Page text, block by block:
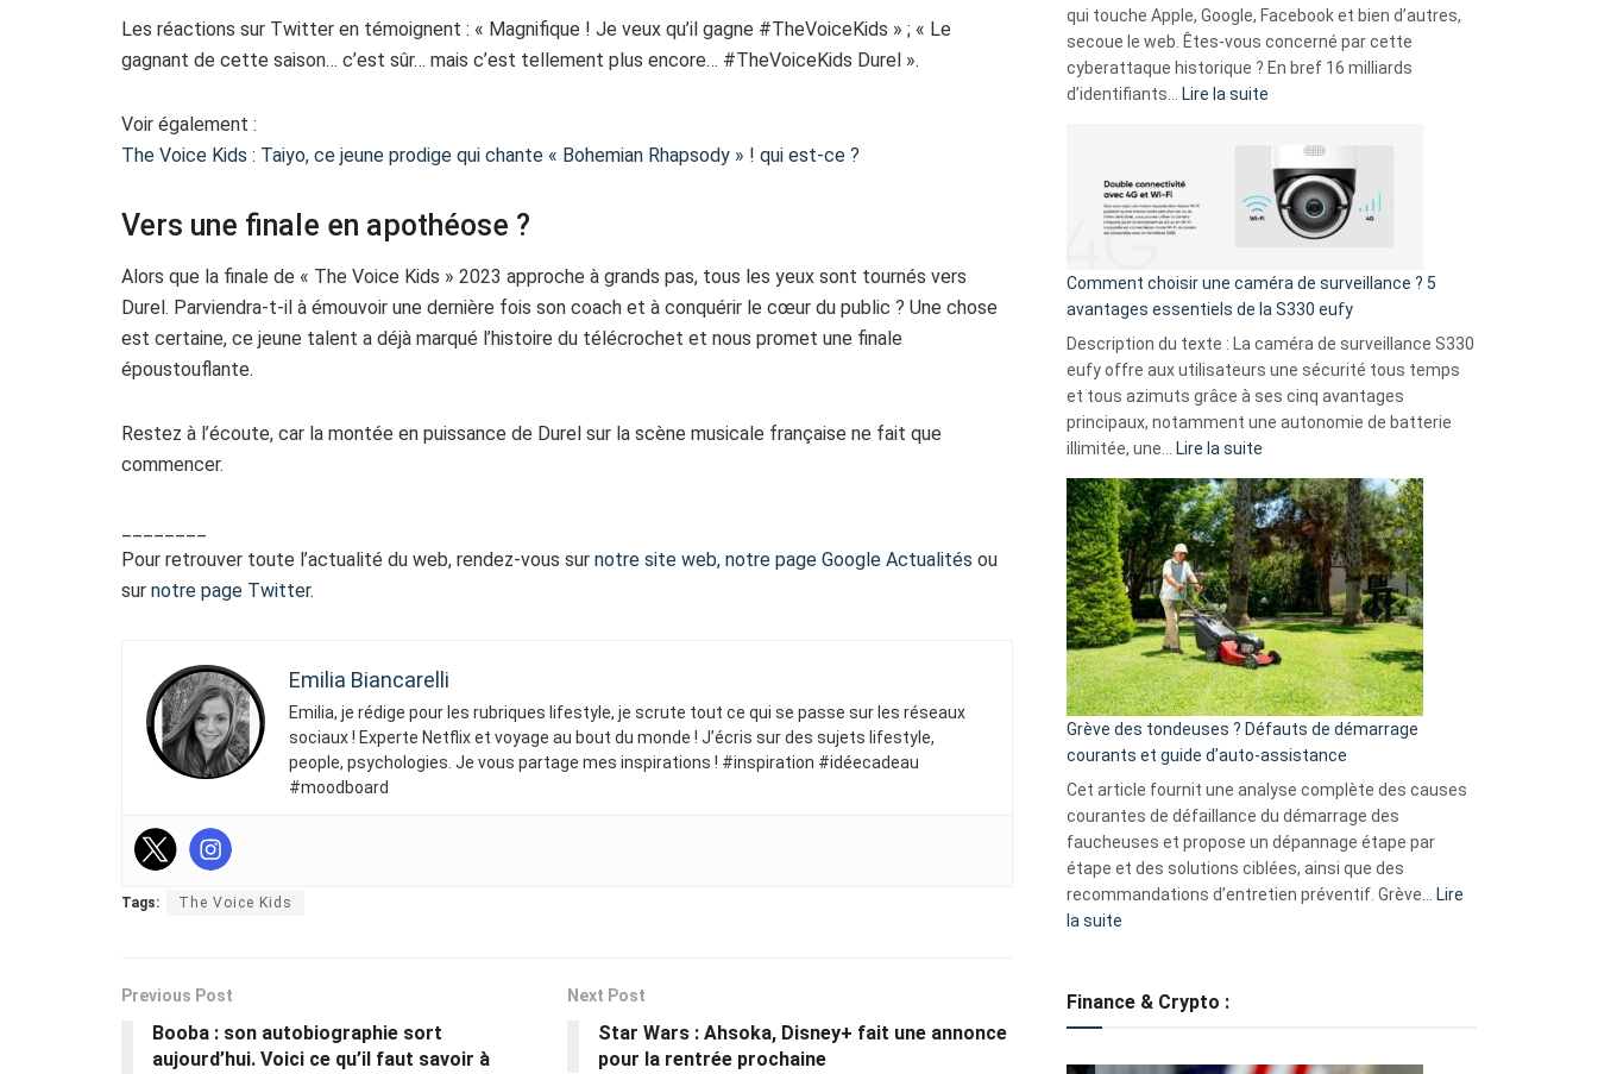
Les réactions sur Twitter en témoignent : « Magnifique ! Je veux qu’il gagne #TheVoiceKids » ; « Le
gagnant de cette saison… c’est sûr… mais c’est tellement plus encore… #TheVoiceKids Durel ».
Voir également :
The Voice Kids : Taiyo, ce jeune prodige qui chante « Bohemian Rhapsody » ! qui est-ce ?
Vers une finale en apothéose ?
Alors que la finale de « The Voice Kids » 2023 approche à grands pas, tous les yeux sont tournés vers
Durel. Parviendra-t-il à émouvoir une dernière fois son coach et à conquérir le cœur du public ? Une chose
est certaine, ce jeune talent a déjà marqué l’histoire du télécrochet et nous promet une finale
époustouflante.
Restez à l’écoute, car la montée en puissance de Durel sur la scène musicale française ne fait que
commencer.
Pour retrouver toute l’actualité du web, rendez-vous sur notre site web, notre page Google Actualités ou
sur notre page Twitter.
Emilia Biancarelli
Emilia, je rédige pour les rubriques lifestyle, je scrute tout ce qui se passe sur les réseaux
sociaux ! Experte Netflix et voyage au bout du monde ! J’écris sur des sujets lifestyle,
people, psychologies. Je vous partage mes inspirations ! #inspiration #idéecadeau
#moodboard
Tags: The Voice Kids
Previous Post
Booba : son autobiographie sort
aujourd’hui. Voici ce qu’il faut savoir à
Next Post
Star Wars : Ahsoka, Disney+ fait une annonce
pour la rentrée prochaine
musicaux
avec
9
amis
qui touche Apple, Google, Facebook et bien d’autres,
secoue le web. Êtes-vous concerné par cette
cyberattaque historique ? En bref 16 milliards
d’identifiants…
Lire la suite
record
La
fuite
16
milliards
données
menace
Facebook,
Telegram
GitHub
Comment choisir une caméra de surveillance ? 5
avantages essentiels de la S330 eufy
Description du texte : La caméra de surveillance S330
eufy offre aux utilisateurs une sécurité tous temps
et tous azimuts grâce à ses cinq avantages
principaux, notamment une autonomie de batterie
illimitée, une…
Lire la suite
choisir
une
caméra
de
surveillance
?
5
avantages
essentiels
de
la
S330
eufy
Grève des tondeuses ? Défauts de démarrage
courants et guide d’auto-assistance
Cet article fournit une analyse complète des causes
courantes de défaillance du démarrage des
faucheuses et propose un dépannage étape par
étape et des solutions ciblées, ainsi que des
recommandations d’entretien préventif. Grève…
Lire
la suite
tondeuses
Finance & Crypto :